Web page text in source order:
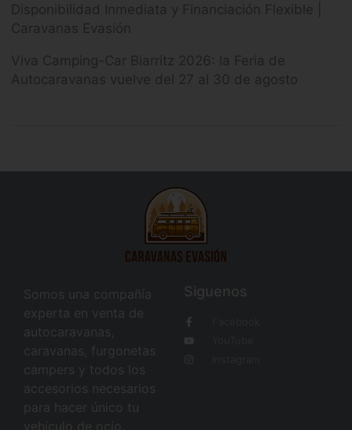
Disponibilidad Inmediata y Financiación Flexible |
Caravanas Evasión
Viva Camping-Car Biarritz 2026: la Feria de
Autocaravanas vuelve del 27 al 30 de agosto
Somos una compañía
experta en venta de
autocaravanas,
caravanas, furgonetas
campers y todos los
accesorios necesarios
para hacer único tu
vehículo de ocio.
Siguenos